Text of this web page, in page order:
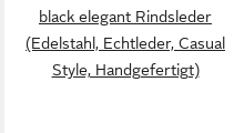
black elegant Rindsleder
(Edelstahl, Echtleder, Casual
Style, Handgefertigt)